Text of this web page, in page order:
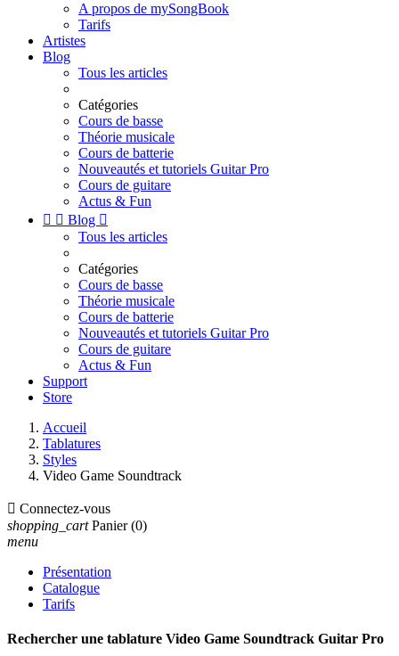
A propos de mySongBook
Tarifs
Artistes
Blog
Tous les articles
Catégories
Cours de basse
Théorie musicale
Cours de batterie
Nouveautés et tutoriels Guitar Pro
Cours de guitare
Actus & Fun
  Blog 
Tous les articles
Catégories
Cours de basse
Théorie musicale
Cours de batterie
Nouveautés et tutoriels Guitar Pro
Cours de guitare
Actus & Fun
Support
Store
Accueil
Tablatures
Styles
Video Game Soundtrack
 Connectez-vous
shopping_cart Panier (0)
menu
Présentation
Catalogue
Tarifs
Rechercher une tablature Video Game Soundtrack Guitar Pro